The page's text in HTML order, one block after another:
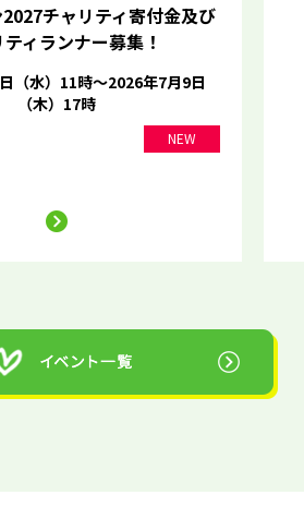
チャリティ寄付金及び
ィランナー募集！
（水）11時～2026年7月9日
（木）17時
NEW